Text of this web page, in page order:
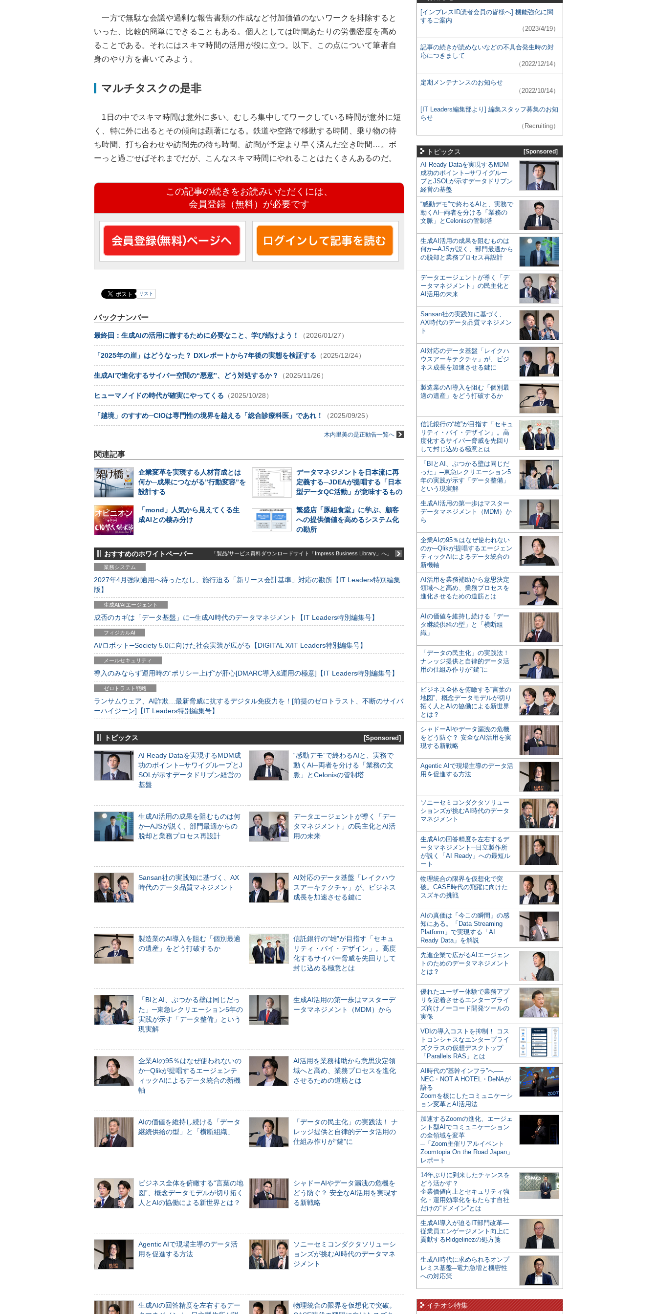
一方で無駄な会議や過剰な報告書類の作成など付加価値のないワークを排除すると
いった、比較的簡単にできることもある。個人としては時間あたりの労働密度を高め
ることである。それにはスキマ時間の活用が役に立つ。以下、この点について筆者自
身のやり方を書いてみよう。
マルチタスクの是非
1日の中でスキマ時間は意外に多い。むしろ集中してワークしている時間が意外に短
く、特に外に出るとその傾向は顕著になる。鉄道や空路で移動する時間、乗り物の待
ち時間、打ち合わせや訪問先の待ち時間、訪問が予定より早く済んだ空き時間…。ボ
ーっと過ごせばそれまでだが、こんなスキマ時間にやれることはたくさんあるのだ。
この記事の続きをお読みいただくには、
会員登録（無料）が必要です
リスト
バックナンバー
最終回：生成AIの活用に徹するために必要なこと、学び続けよう！ （2026/01/27）
「2025年の崖」はどうなった？ DXレポートから7年後の実態を検証する （2025/12/24）
生成AIで進化するサイバー空間の“悪意”、どう対処するか？ （2025/11/26）
ヒューマノイドの時代が確実にやってくる （2025/10/28）
「越境」のすすめ─CIOは専門性の境界を越える「総合診療科医」であれ！ （2025/09/25）
木内里美の是正勧告一覧へ
関連記事
企業変革を実現する人材育成とは
何か─成果につながる”行動変容”を
設計する
データマネジメントを日本流に再
定義する─JDEAが提唱する「日本
型データQC活動」が意味するもの
「mond」人気から見えてくる生
成AIとの棲み分け
繁盛店「豚組食堂」に学ぶ、顧客
への提供価値を高めるシステム化
の勘所
おすすめのホワイトペーパー 「製品/サービス資料ダウンロードサイト「Impress Business Library」へ」
業務システム
2027年4月強制適用へ待ったなし、施行迫る「新リース会計基準」対応の勘所【IT Leaders特別編集
版】
生成AI/AIエージェント
成否のカギは「データ基盤」に─生成AI時代のデータマネジメント【IT Leaders特別編集号】
フィジカルAI
AI/ロボット─Society 5.0に向けた社会実装が広がる【DIGITAL X/IT Leaders特別編集号】
メールセキュリティ
導入のみならず運用時の“ポリシー上げ”が肝心[DMARC導入&運用の極意]【IT Leaders特別編集号】
ゼロトラスト戦略
ランサムウェア、AI詐欺…最新脅威に抗するデジタル免疫力を！[前提のゼロトラスト、不断のサイバ
ーハイジーン]【IT Leaders特別編集号】
トピックス [Sponsored]
AI Ready Dataを実現するMDM成
功のポイント─サワイグループとJ
SOLが示すデータドリブン経営の
基盤
“感動デモ”で終わるAIと、実務で
動くAI─両者を分ける「業務の文
脈」とCelonisの管制塔
生成AI活用の成果を阻むものは何
か─AJSが説く、部門最適からの
脱却と業務プロセス再設計
データエージェントが導く「デー
タマネジメント」の民主化とAI活
用の未来
Sansan社の実践知に基づく、AX
時代のデータ品質マネジメント
AI対応のデータ基盤「レイクハウ
スアーキテクチャ」が、ビジネス
成長を加速させる鍵に
製造業のAI導入を阻む「個別最適
の遺産」をどう打破するか
信託銀行の“雄”が目指す「セキュ
リティ・バイ・デザイン」。高度
化するサイバー脅威を先回りして
封じ込める極意とは
「BIとAI、ぶつかる壁は同じだっ
た」─東急レクリエーション5年の
実践が示す「データ整備」という
現実解
生成AI活用の第一歩はマスターデ
ータマネジメント（MDM）から
企業AIの95％はなぜ使われないの
か─Qlikが提唱するエージェンテ
ィックAIによるデータ統合の新機
軸
AI活用を業務補助から意思決定領
域へと高め、業務プロセスを進化
させるための道筋とは
AIの価値を維持し続ける「データ
継続供給の型」と「横断組織」
「データの民主化」の実践法！ ナ
レッジ提供と自律的データ活用の
仕組み作りが“鍵”に
ビジネス全体を俯瞰する“言葉の地
図”、概念データモデルが切り拓く
人とAIの協働による新世界とは？
シャドーAIやデータ漏洩の危機を
どう防ぐ？ 安全なAI活用を実現す
る新戦略
Agentic AIで現場主導のデータ活
用を促進する方法
ソニーセミコンダクタソリューシ
ョンズが挑むAI時代のデータマネ
ジメント
生成AIの回答精度を左右するデー
物理統合の限界を仮想化で突破。
[インプレスID読者会員の皆様へ] 機能強化に関
するご案内
（2023/4/19）
記事の続きが読めないなどの不具合発生時の対
応につきまして
（2022/12/14）
定期メンテナンスのお知らせ
（2022/10/14）
[IT Leaders編集部より] 編集スタッフ募集のお知
らせ
（Recruiting）
トピックス [Sponsored]
AI Ready Dataを実現するMDM
成功のポイント─サワイグルー
プとJSOLが示すデータドリブン
経営の基盤
“感動デモ”で終わるAIと、実務で
動くAI─両者を分ける「業務の
文脈」とCelonisの管制塔
生成AI活用の成果を阻むものは
何か─AJSが説く、部門最適から
の脱却と業務プロセス再設計
データエージェントが導く「デ
ータマネジメント」の民主化と
AI活用の未来
Sansan社の実践知に基づく、
AX時代のデータ品質マネジメン
ト
AI対応のデータ基盤「レイクハ
ウスアーキテクチャ」が、ビジ
ネス成長を加速させる鍵に
製造業のAI導入を阻む「個別最
適の遺産」をどう打破するか
信託銀行の“雄”が目指す「セキュ
リティ・バイ・デザイン」。高
度化するサイバー脅威を先回り
して封じ込める極意とは
「BIとAI、ぶつかる壁は同じだ
った」─東急レクリエーション5
年の実践が示す「データ整備」
という現実解
生成AI活用の第一歩はマスター
データマネジメント（MDM）か
ら
企業AIの95％はなぜ使われない
のか─Qlikが提唱するエージェン
ティックAIによるデータ統合の
新機軸
AI活用を業務補助から意思決定
領域へと高め、業務プロセスを
進化させるための道筋とは
AIの価値を維持し続ける「デー
タ継続供給の型」と「横断組
織」
「データの民主化」の実践法！
ナレッジ提供と自律的データ活
用の仕組み作りが“鍵”に
ビジネス全体を俯瞰する“言葉の
地図”、概念データモデルが切り
拓く人とAIの協働による新世界
とは？
シャドーAIやデータ漏洩の危機
をどう防ぐ？ 安全なAI活用を実
現する新戦略
Agentic AIで現場主導のデータ活
用を促進する方法
ソニーセミコンダクタソリュー
ションズが挑むAI時代のデータ
マネジメント
生成AIの回答精度を左右するデ
ータマネジメント─日立製作所
が説く「AI Ready」への最短ル
ート
物理統合の限界を仮想化で突
破。CASE時代の飛躍に向けた
スズキの挑戦
AIの真価は「今この瞬間」の感
知にある。「Data Streaming
Platform」で実現する「AI
Ready Data」を解説
先進企業で広がるAIエージェン
トのためのデータマネジメント
とは？
優れたユーザー体験で業務アプ
リを定着させるエンタープライ
ズ向けノーコード開発ツールの
実像
VDIの導入コストを抑制！ コス
トコンシャスなエンタープライ
ズクラスの仮想デスクトップ
「Parallels RAS」とは
AI時代の“基幹インフラ”へ──
NEC・NOT A HOTEL・DeNAが
語る
Zoomを核にしたコミュニケーシ
ョン変革とAI活用法
加速するZoomの進化、エージェ
ント型AIでコミュニケーション
の全領域を変革
─「Zoom主催リアルイベント
Zoomtopia On the Road Japan」
レポート
14年ぶりに到来したチャンスを
どう活かす？
企業価値向上とセキュリティ強
化・運用効率化をもたらす自社
だけの“ドメイン”とは
生成AI導入が迫るIT部門改革―
従業員エンゲージメント向上に
貢献するRidgelinezの処方箋
生成AI時代に求められるオンプ
レミス基盤─電力急増と機密性
への対応策
イチオシ特集